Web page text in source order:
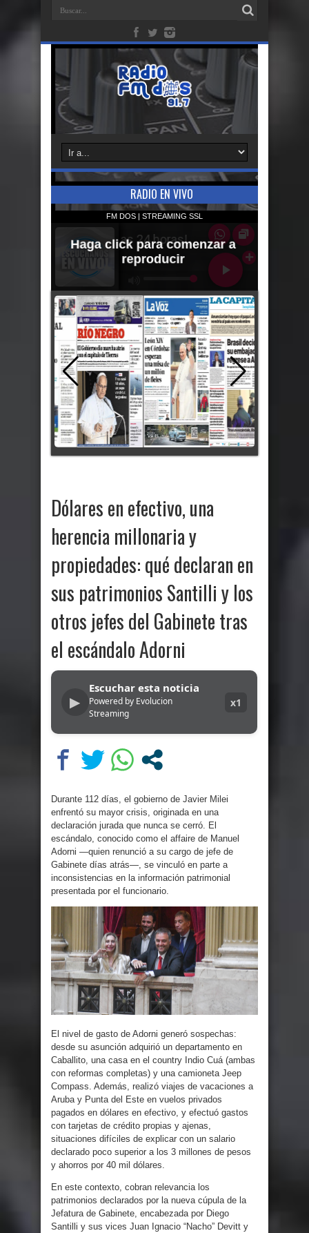
RADIO EN VIVO
Dólares en efectivo, una
herencia millonaria y
propiedades: qué declaran en
sus patrimonios Santilli y los
otros jefes del Gabinete tras
el escándalo Adorni
▶
Escuchar esta noticia
Powered by Evolucion
Streaming
x1
Durante 112 días, el gobierno de Javier Milei
enfrentó su mayor crisis, originada en una
declaración jurada que nunca se cerró. El
escándalo, conocido como el affaire de Manuel
Adorni —quien renunció a su cargo de jefe de
Gabinete días atrás—, se vinculó en parte a
inconsistencias en la información patrimonial
presentada por el funcionario.
El nivel de gasto de Adorni generó sospechas:
desde su asunción adquirió un departamento en
Caballito, una casa en el country Indio Cuá (ambas
con reformas completas) y una camioneta Jeep
Compass. Además, realizó viajes de vacaciones a
Aruba y Punta del Este en vuelos privados
pagados en dólares en efectivo, y efectuó gastos
con tarjetas de crédito propias y ajenas,
situaciones difíciles de explicar con un salario
declarado poco superior a los 3 millones de pesos
y ahorros por 40 mil dólares.
En este contexto, cobran relevancia los
patrimonios declarados por la nueva cúpula de la
Jefatura de Gabinete, encabezada por Diego
Santilli y sus vices Juan Ignacio “Nacho” Devitt y